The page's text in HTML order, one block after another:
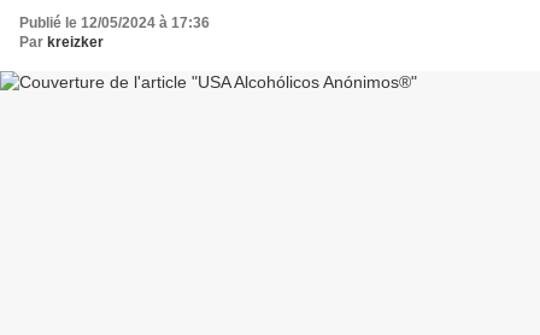
Publié le 12/05/2024 à 17:36
Par kreizker